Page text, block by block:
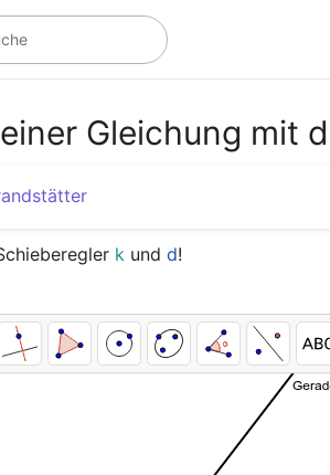
Gleichung mit
k und d!